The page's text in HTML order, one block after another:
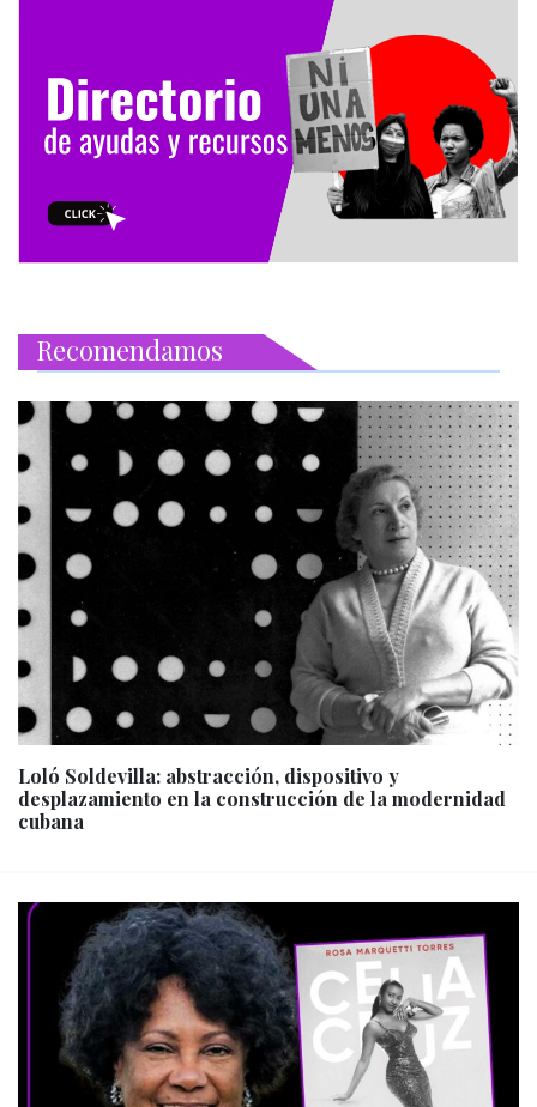
Recomendamos
Loló Soldevilla: abstracción, dispositivo y
desplazamiento en la construcción de la modernidad
cubana